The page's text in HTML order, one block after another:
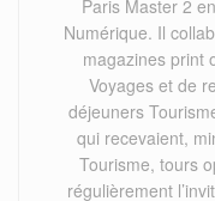
Paris Master 2
Numérique. Il
magazines print
Voyages et de
déjeuners
qui recevaient,
Tourisme, tours
régulièrement